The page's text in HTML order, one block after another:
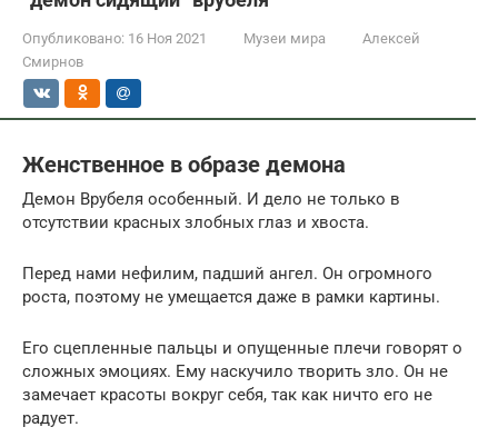
Опубликовано: 16 Ноя 2021 Музеи мира
Алексей
Смирнов
Женственное в образе демона
Демон Врубеля особенный. И дело не только в
отсутствии красных злобных глаз и хвоста.
Перед нами нефилим, падший ангел. Он огромного
роста, поэтому не умещается даже в рамки картины.
Его сцепленные пальцы и опущенные плечи говорят о
сложных эмоциях. Ему наскучило творить зло. Он не
замечает красоты вокруг себя, так как ничто его не
радует.